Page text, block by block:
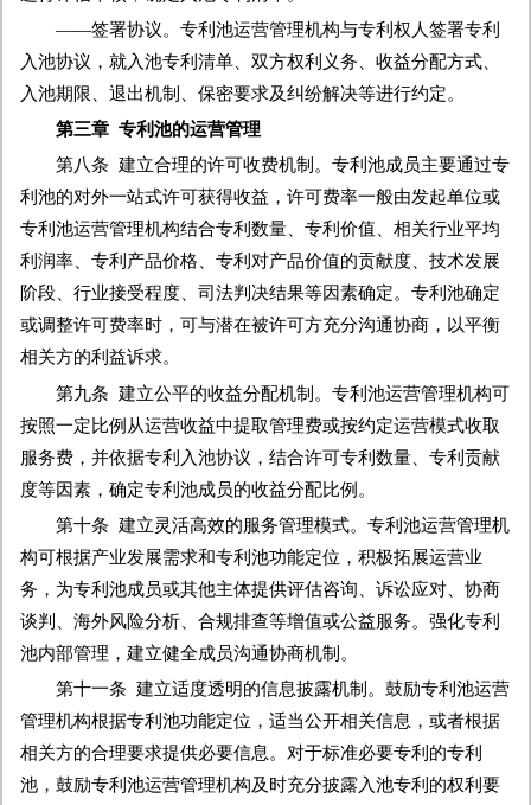
——签署协议。专利池运营管理机构与专利权人签署专利
入池协议，就入池专利清单、双方权利义务、收益分配方式、
入池期限、退出机制、保密要求及纠纷解决等进行约定。
第三章 专利池的运营管理
第八条 建立合理的许可收费机制。专利池成员主要通过专
利池的对外一站式许可获得收益，许可费率一般由发起单位或
专利池运营管理机构结合专利数量、专利价值、相关行业平均
利润率、专利产品价格、专利对产品价值的贡献度、技术发展
阶段、行业接受程度、司法判决结果等因素确定。专利池确定
或调整许可费率时，可与潜在被许可方充分沟通协商，以平衡
相关方的利益诉求。
第九条 建立公平的收益分配机制。专利池运营管理机构可
按照一定比例从运营收益中提取管理费或按约定运营模式收取
服务费，并依据专利入池协议，结合许可专利数量、专利贡献
度等因素，确定专利池成员的收益分配比例。
第十条 建立灵活高效的服务管理模式。专利池运营管理机
构可根据产业发展需求和专利池功能定位，积极拓展运营业
务，为专利池成员或其他主体提供评估咨询、诉讼应对、协商
谈判、海外风险分析、合规排查等增值或公益服务。强化专利
池内部管理，建立健全成员沟通协商机制。
第十一条 建立适度透明的信息披露机制。鼓励专利池运营
管理机构根据专利池功能定位，适当公开相关信息，或者根据
相关方的合理要求提供必要信息。对于标准必要专利的专利
池，鼓励专利池运营管理机构及时充分披露入池专利的权利要